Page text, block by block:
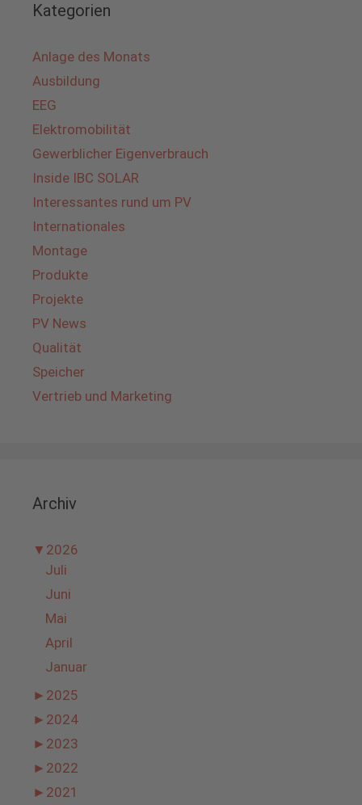
Kategorien
Anlage des Monats
Ausbildung
EEG
Elektromobilität
Gewerblicher Eigenverbrauch
Inside IBC SOLAR
Interessantes rund um PV
Internationales
Montage
Produkte
Projekte
PV News
Qualität
Speicher
Vertrieb und Marketing
Archiv
▼ 2026
Juli
Juni
Mai
April
Januar
► 2025
► 2024
► 2023
► 2022
► 2021